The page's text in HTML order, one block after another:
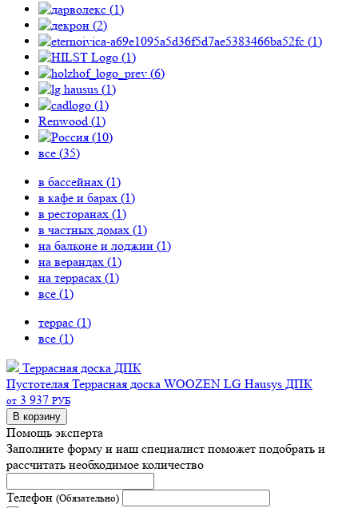
(1)
(2)
(1)
(1)
(6)
(1)
(1)
Renwood (1)
(10)
все (35)
в бассейнах (1)
в кафе и барах (1)
в ресторанах (1)
в частных домах (1)
на балконе и лоджии (1)
на верандах (1)
на террасах (1)
все (1)
террас (1)
все (1)
Террасная доска ДПК
Пустотелая Террасная доска WOOZEN LG Hausys ДПК
от 3 937 РУБ
В корзину
Помощь эксперта
Заполните форму и наш специалист поможет подобрать и
рассчитать необходимое количество
Телефон (Обязательно)